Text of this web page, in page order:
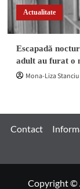
Actualitate
Escapadă
adult au furat o
Mona-Liza Stanciu
Contact
Copyright ©